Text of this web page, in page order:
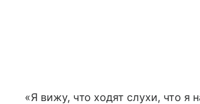
«Я вижу, что ходят слухи, что я